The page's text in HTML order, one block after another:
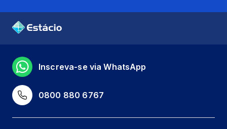
0800 880 6767
Inscreva-se via WhatsApp